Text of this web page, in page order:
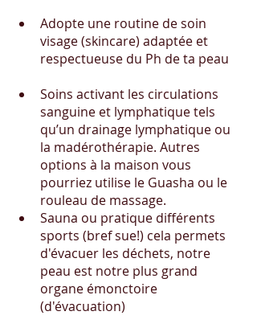
Adopte une routine de soin
visage (skincare) adaptée et
respectueuse du Ph de ta peau
Soins activant les circulations
sanguine et lymphatique tels
qu’un drainage lymphatique ou
la madérothérapie. Autres
options à la maison vous
pourriez utilise le Guasha ou le
rouleau de massage.
Sauna ou pratique différents
sports (bref sue!) cela permets
d'évacuer les déchets, notre
peau est notre plus grand
organe émonctoire
(d'évacuation)